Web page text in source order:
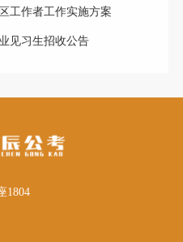
工作者工作实施方案
见习生招收公告
1804